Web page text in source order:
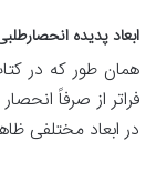
ابعاد پدیده
همان طور که در
فراتر از صرفاً
در ابعاد مختلفی